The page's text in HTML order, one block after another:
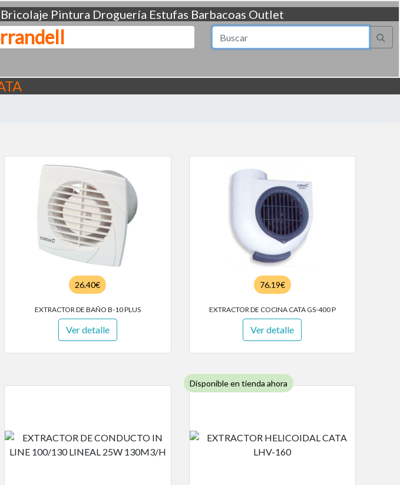
Bricolaje Pintura Droguería Estufas Barbacoas Outlet
26.40€
EXTRACTOR DE BAÑO B-10 PLUS
Ver detalle
76.19€
EXTRACTOR DE COCINA CATA GS-400 P
Ver detalle
Disponible en tienda ahora